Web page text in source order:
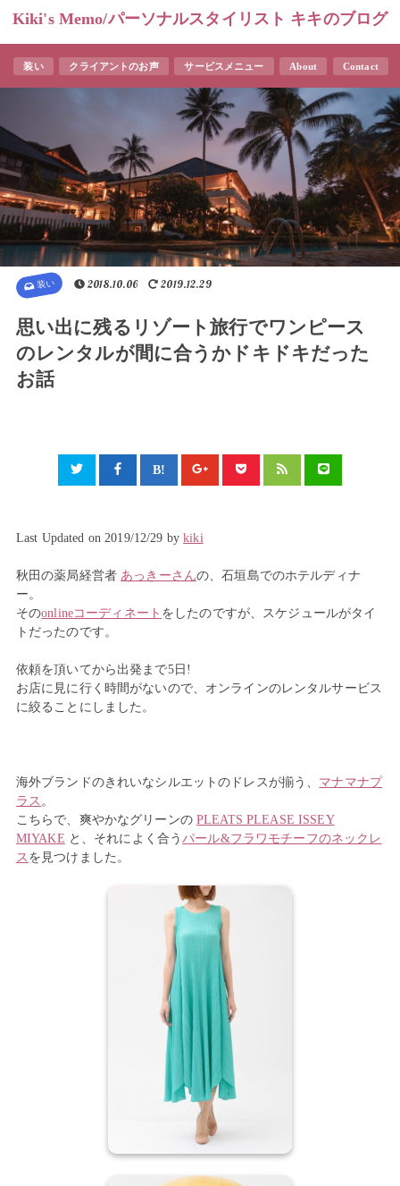
Kiki's Memo/パーソナルスタイリスト キキのブログ
装い クライアントのお声 サービスメニュー About Contact
装い 2018.10.06 2019.12.29
思い出に残るリゾート旅行でワンピース
のレンタルが間に合うかドキドキだった
お話
Last Updated on 2019/12/29 bykiki
秋田の薬局経営者 あっきーさんの、石垣島でのホテルディナ
ー。
そのonlineコーディネート をしたのですが、スケジュールがタイ
トだったのです。
依頼を頂いてから出発まで5日!
お店に見に行く時間がないので、オンラインのレンタルサービス
に絞ることにしました。
海外ブランドのきれいなシルエットのドレスが揃う、 マナマナプ
ラス 。
こちらで、爽やかなグリーンのPLEATS PLEASE ISSEY
MIYAKE と、それによく合うパール&フラワモチーフのネックレ
ス を見つけました。